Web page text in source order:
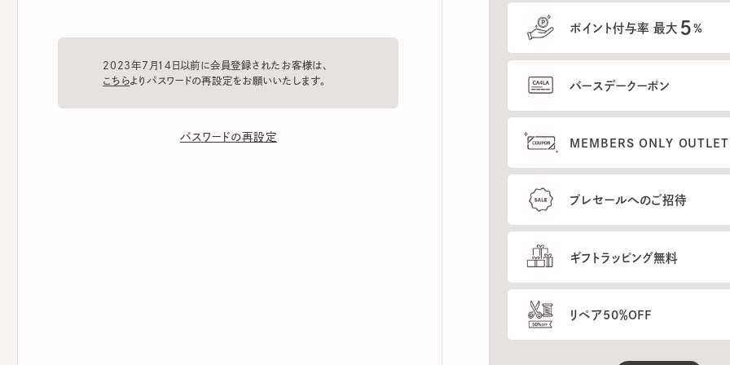
2023年7月14日以前に会員登録されたお客様は、
パスワードの再設定
ポイント付与率 最大 %
バースデークーポン
MEMBERS ONLY OUTLETのご
プレセールへのご招待
ギフトラッピング無料
リペア50％OFF